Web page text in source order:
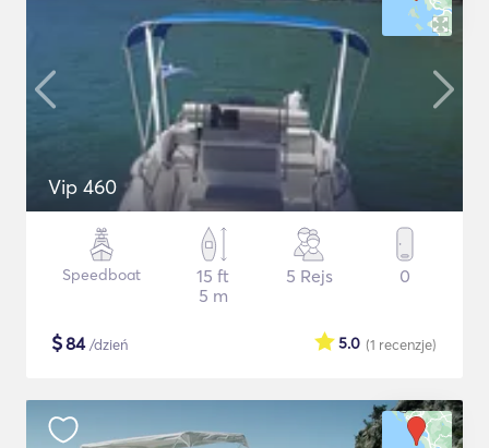
Vip 460
Speedboat
15 ft
5 m
5 Rejs 0
$84/dzień (1 recenzje)
5.0